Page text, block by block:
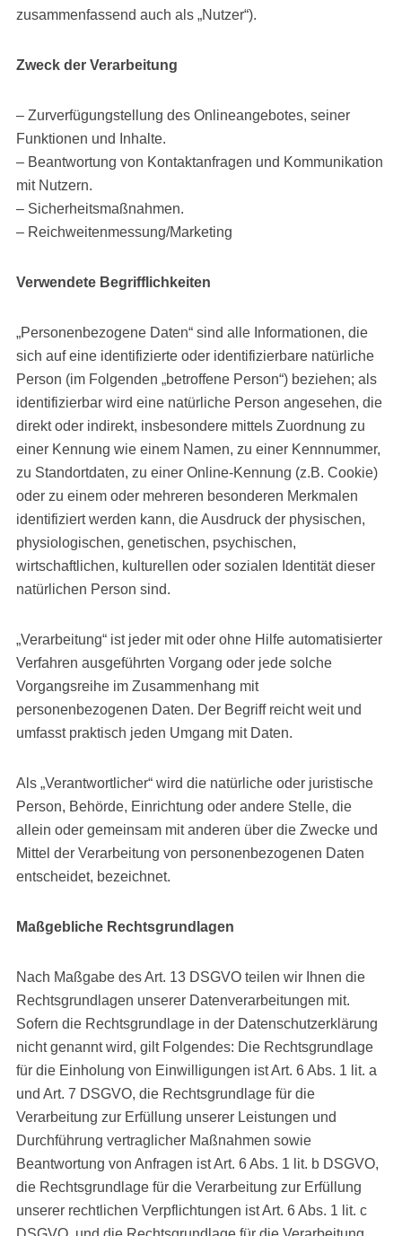
zusammenfassend auch als „Nutzer“).
Zweck der Verarbeitung
– Zurverfügungstellung des Onlineangebotes, seiner
Funktionen und Inhalte.
– Beantwortung von Kontaktanfragen und Kommunikation
mit Nutzern.
– Sicherheitsmaßnahmen.
– Reichweitenmessung/Marketing
Verwendete Begrifflichkeiten
„Personenbezogene Daten“ sind alle Informationen, die
sich auf eine identifizierte oder identifizierbare natürliche
Person (im Folgenden „betroffene Person“) beziehen; als
identifizierbar wird eine natürliche Person angesehen, die
direkt oder indirekt, insbesondere mittels Zuordnung zu
einer Kennung wie einem Namen, zu einer Kennnummer,
zu Standortdaten, zu einer Online-Kennung (z.B. Cookie)
oder zu einem oder mehreren besonderen Merkmalen
identifiziert werden kann, die Ausdruck der physischen,
physiologischen, genetischen, psychischen,
wirtschaftlichen, kulturellen oder sozialen Identität dieser
natürlichen Person sind.
„Verarbeitung“ ist jeder mit oder ohne Hilfe automatisierter
Verfahren ausgeführten Vorgang oder jede solche
Vorgangsreihe im Zusammenhang mit
personenbezogenen Daten. Der Begriff reicht weit und
umfasst praktisch jeden Umgang mit Daten.
Als „Verantwortlicher“ wird die natürliche oder juristische
Person, Behörde, Einrichtung oder andere Stelle, die
allein oder gemeinsam mit anderen über die Zwecke und
Mittel der Verarbeitung von personenbezogenen Daten
entscheidet, bezeichnet.
Maßgebliche Rechtsgrundlagen
Nach Maßgabe des Art. 13 DSGVO teilen wir Ihnen die
Rechtsgrundlagen unserer Datenverarbeitungen mit.
Sofern die Rechtsgrundlage in der Datenschutzerklärung
nicht genannt wird, gilt Folgendes: Die Rechtsgrundlage
für die Einholung von Einwilligungen ist Art. 6 Abs. 1 lit. a
und Art. 7 DSGVO, die Rechtsgrundlage für die
Verarbeitung zur Erfüllung unserer Leistungen und
Durchführung vertraglicher Maßnahmen sowie
Beantwortung von Anfragen ist Art. 6 Abs. 1 lit. b DSGVO,
die Rechtsgrundlage für die Verarbeitung zur Erfüllung
unserer rechtlichen Verpflichtungen ist Art. 6 Abs. 1 lit. c